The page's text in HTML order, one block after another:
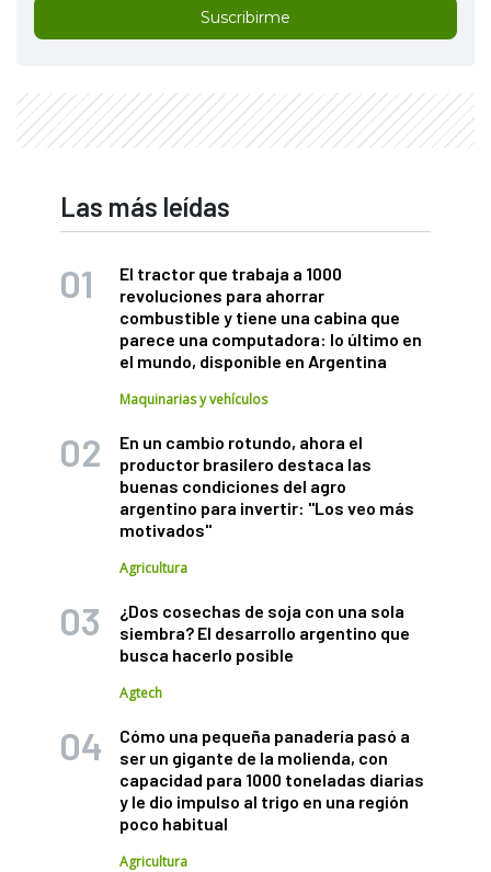
Suscribirme
Las más leídas
El tractor que trabaja a 1000
revoluciones para ahorrar
combustible y tiene una cabina que
parece una computadora: lo último en
el mundo, disponible en Argentina
Maquinarias y vehículos
En un cambio rotundo, ahora el
productor brasilero destaca las
buenas condiciones del agro
argentino para invertir: "Los veo más
motivados"
Agricultura
¿Dos cosechas de soja con una sola
siembra? El desarrollo argentino que
busca hacerlo posible
Agtech
Cómo una pequeña panadería pasó a
ser un gigante de la molienda, con
capacidad para 1000 toneladas diarias
y le dio impulso al trigo en una región
poco habitual
Agricultura